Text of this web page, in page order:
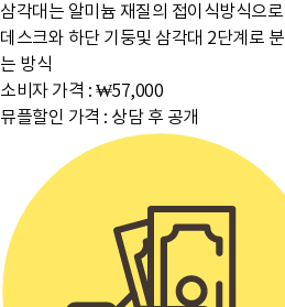
삼각대는 알미늄 재질의 접이식방식으
데스크와 하단 기둥및 삼각대 2단계로 분
는 방식
소비자 가격 : ₩57,000
뮤플할인 가격 : 상담 후 공개